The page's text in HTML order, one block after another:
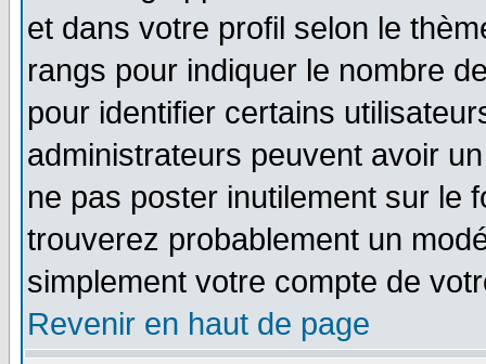
et dans votre profil selon le
rangs pour indiquer le nombre
pour identifier certains
administrateurs peuvent avoir
ne pas poster inutilement sur le
trouverez probablement un
simplement votre compte de
Revenir en haut de page